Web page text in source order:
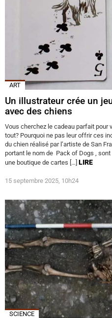
ART
Un illustrateur crée un
avec des chiens
Vous cherchez le cadeau parfait pour
tout? Pourquoi ne pas leur offrir ces
du chien réalisé par l’artiste de San
portant le nom de Pack of Dogs ,
une boutique de cartes […] LIRE
15 septembre 2025, 10h24
SCIENCE